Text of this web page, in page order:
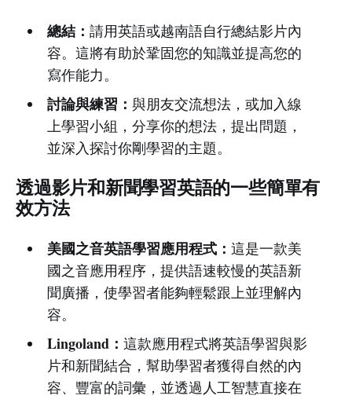
總結： 請用英語或越南語自行總結影片內
容。這將有助於鞏固您的知識並提高您的
寫作能力。
討論與練習： 與朋友交流想法，或加入線
上學習小組，分享你的想法，提出問題，
並深入探討你剛學習的主題。
透過影片和新聞學習英語的一些簡單有
效方法
美國之音英語學習應用程式： 這是一款美
國之音應用程序，提供語速較慢的英語新
聞廣播，使學習者能夠輕鬆跟上並理解內
容。
Lingoland： 這款應用程式將英語學習與影
片和新聞結合，幫助學習者獲得自然的內
容、豐富的詞彙，並透過人工智慧直接在